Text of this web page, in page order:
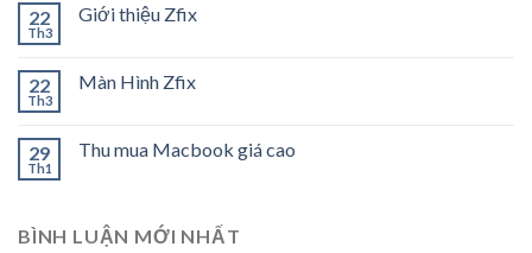
22
Th3
Giới thiệu Zfix
22
Th3
Màn Hình Zfix
29
Th1
Thu mua Macbook giá cao
BÌNH LUẬN MỚI NHẤT